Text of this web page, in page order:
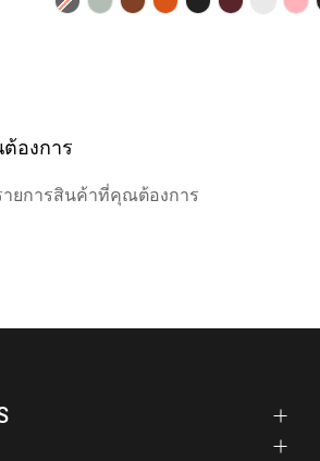
องการ
ยการสินค้าที่คุณต้องการ